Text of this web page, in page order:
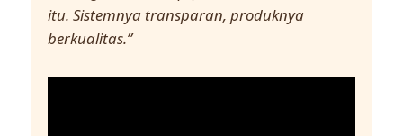
itu. Sistemnya transparan, produknya
berkualitas.”